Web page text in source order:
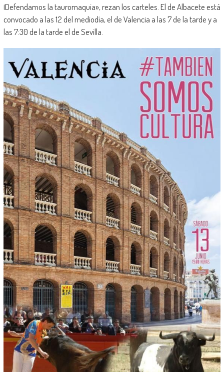
¡Defendamos la tauromaquia», rezan los carteles. El de Albacete está
convocado a las 12 del mediodía, el de Valencia a las 7 de la tarde y a
las 7:30 de la tarde el de Sevilla.